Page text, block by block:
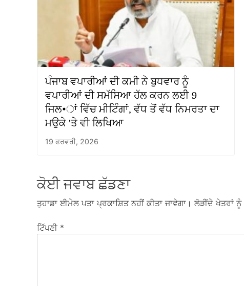
ਪੰਜਾਬ ਵਪਾਰੀਆਂ ਦੀ ਕਮੀ ਨੇ ਬੁਧਵਾਰ ਨੂੰ
ਵਪਾਰੀਆਂ ਦੀ ਸਮੱਸਿਆ ਹੱਲ ਕਰਨ ਲਈ 9
ਜਿਲ•ਾਂ ਵਿੱਚ ਮੀਟਿੰਗਾਂ, ਵੱਧ ਤੋਂ ਵੱਧ ਨਿਮਰਤਾ ਦਾ
ਮਉਕੇ 'ਤੇ ਵੀ ਲਿਖਿਆ
19 ਫਰਵਰੀ, 2026
ਕੋਈ ਜਵਾਬ ਛੱਡਣਾ
ਤੁਹਾਡਾ ਈਮੇਲ ਪਤਾ ਪ੍ਰਕਾਸ਼ਿਤ ਨਹੀਂ ਕੀਤਾ ਜਾਵੇਗਾ। ਲੋੜੀਂਦੇ ਖੇਤਰਾਂ ਨੂੰ
ਟਿੱਪਣੀ *